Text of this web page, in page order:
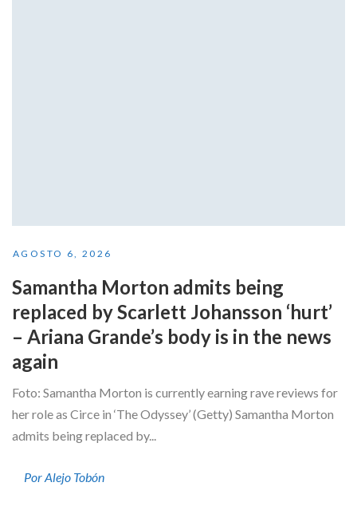
AGOSTO 6, 2026
Samantha Morton admits being
replaced by Scarlett Johansson ‘hurt’
– Ariana Grande’s body is in the news
again
Foto: Samantha Morton is currently earning rave reviews for
her role as Circe in ‘The Odyssey’ (Getty) Samantha Morton
admits being replaced by...
Por Alejo Tobón